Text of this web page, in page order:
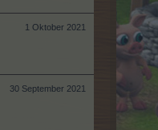
1 Oktober 2021
30 September 2021